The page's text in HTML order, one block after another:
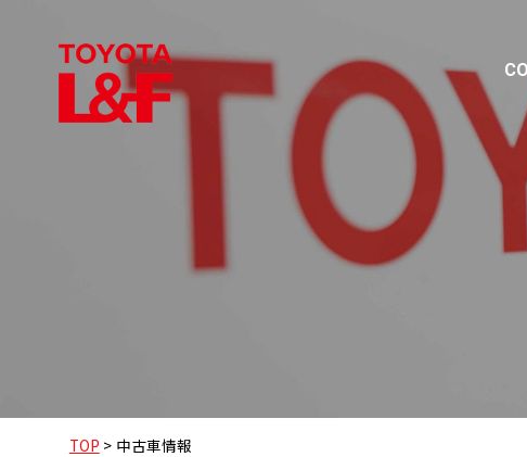
TOP > 中古車情報